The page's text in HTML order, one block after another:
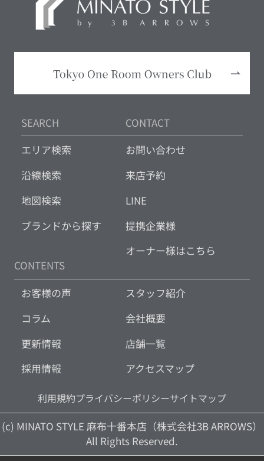
SEARCH
エリア検索
沿線検索
地図検索
ブランドから探す
CONTACT
お問い合わせ
来店予約
LINE
提携企業様
オーナー様はこちら
CONTENTS
お客様の声
コラム
更新情報
採用情報
スタッフ紹介
会社概要
店舗一覧
アクセスマップ
利用規約プライバシーポリシーサイトマップ
(c) MINATO STYLE 麻布十番本店（株式会社3B ARROWS）
All Rights Reserved.